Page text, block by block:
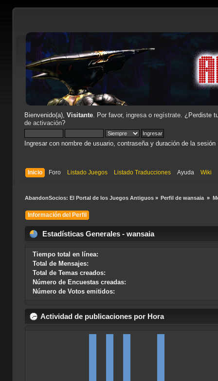
Bienvenido(a), Visitante. Por favor, ingresao regístrate. ¿Perdiste
de activación?
Ingresar con nombre de usuario, contraseña y duración de la sesión
Inicio Foro Listado Juegos Listado Traducciones Ayuda Wiki
AbandonSocios: El Portal de los Juegos Antiguos» Perfil de wansaia »
Información del Perfil
Estadísticas Generales - wansaia
Tiempo total en línea:
Total de Mensajes:
Total de Temas creados:
Número de Encuestas creadas:
Número de Votos emitidos:
Actividad de publicaciones por Hora